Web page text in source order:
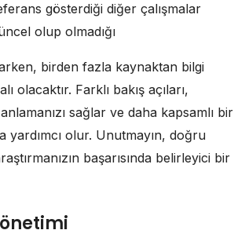
gösterdiği diğer çalışmalar
olup olmadığı
birden fazla kaynaktan bilgi
olacaktır. Farklı bakış açıları,
sağlar ve daha kapsamlı bir
yardımcı olur. Unutmayın, doğru
başarısında belirleyici bir